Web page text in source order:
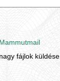
Mammutmail
nagy fájlok küldése